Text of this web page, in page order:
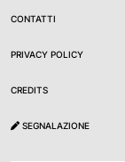
CONTATTI
PRIVACY POLICY
CREDITS
SEGNALAZIONE